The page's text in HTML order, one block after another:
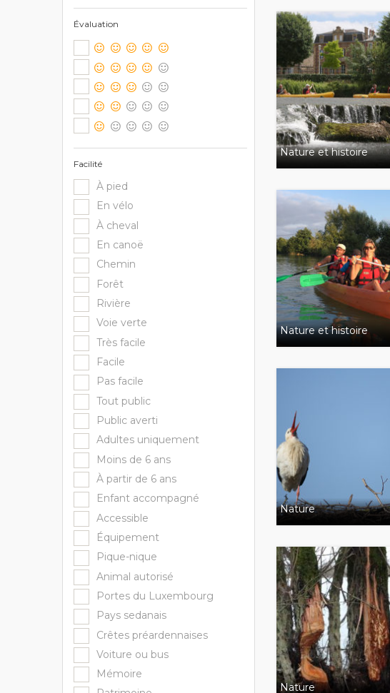
Évaluation
Facilité
À pied
En vélo
À cheval
En canoë
Chemin
Forêt
Rivière
Voie verte
Très facile
Facile
Pas facile
Tout public
Public averti
Adultes uniquement
Moins de 6 ans
À partir de 6 ans
Enfant accompagné
Accessible
Équipement
Pique-nique
Animal autorisé
Portes du Luxembourg
Pays sedanais
Crêtes préardennaises
Voiture ou bus
Mémoire
Nature et histoire
Nature et histoire
Nature
Nature